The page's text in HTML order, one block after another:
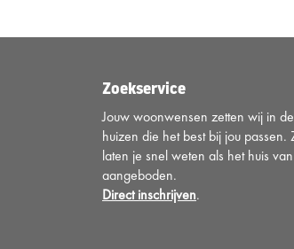
Zoekservice
Jouw woonwensen zetten wij in
huizen die het best bij jou
laten je snel weten als het huis
aangeboden.
Direct inschrijven.